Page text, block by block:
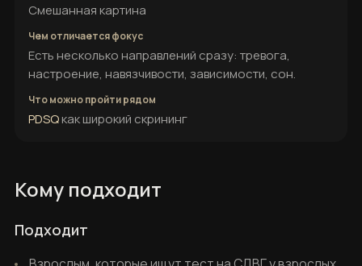
Смешанная картина
Есть несколько направлений сразу: тревога,
настроение, навязчивости, зависимости, сон.
PDSQкак широкий скрининг
Кому подходит
Подходит